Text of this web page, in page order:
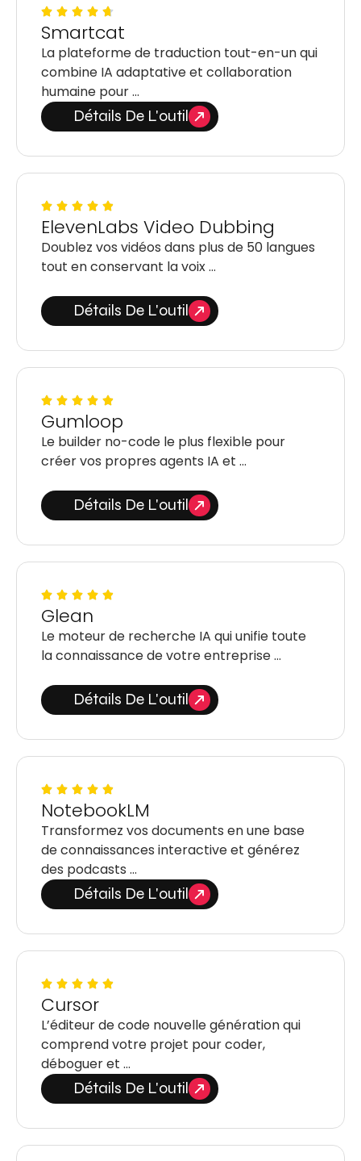
Smartcat
La plateforme de traduction tout-en-un qui
combine IA adaptative et collaboration
humaine pour …
Détails De L'outil
ElevenLabs Video Dubbing
Doublez vos vidéos dans plus de 50 langues
tout en conservant la voix …
Détails De L'outil
Gumloop
Le builder no-code le plus flexible pour
créer vos propres agents IA et …
Détails De L'outil
Glean
Le moteur de recherche IA qui unifie toute
la connaissance de votre entreprise …
Détails De L'outil
NotebookLM
Transformez vos documents en une base
de connaissances interactive et générez
des podcasts …
Détails De L'outil
Cursor
L’éditeur de code nouvelle génération qui
comprend votre projet pour coder,
déboguer et …
Détails De L'outil